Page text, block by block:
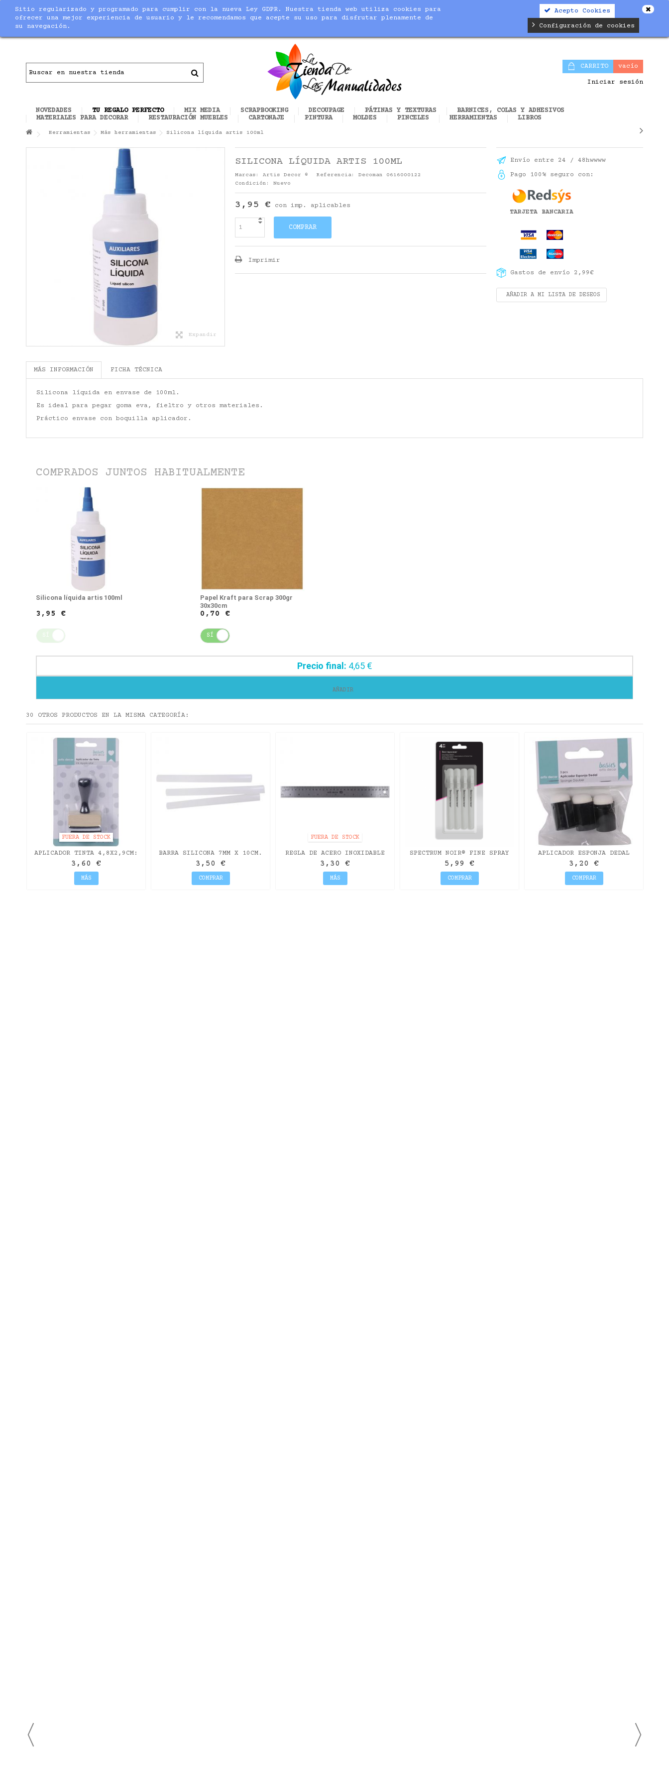
Notice : Undefined index: max_amount in/home/nuevaltm/public_html/modules/sequracheckout/lib/SequracheckoutPreQualifier.php
Sitio regularizado y programado para cumplir con la nueva Ley GDPR. Nuestra tienda web utiliza cookies para
ofrecer una mejor experiencia de usuario y le recomendamos que acepte su uso para disfrutar plenamente de
su navegación.
Acepto Cookies
Configuración de cookies
Contacto
CARRITO vacío
Iniciar sesión
NOVEDADES TU REGALO PERFECTO MIX MEDIA SCRAPBOOKING DECOUPAGE PÁTINAS Y TEXTURAS
BARNICES, COLAS Y ADHESIVOS
MATERIALES PARA DECORAR
RESTAURACIÓN MUEBLES CARTONAJE PINTURA MOLDES PINCELES HERRAMIENTAS LIBROS
Herramientas Más herramientas Silicona líquida artis 100ml
Expandir
SILICONA LÍQUIDA ARTIS 100ML
Marcas: Artis Decor ® Referencia:
Decoman 0616000122
Condición:
Nuevo
3,95 € con imp. aplicables
COMPRAR
Imprimir
Envío entre 24 / 48hwwww
Pago 100% seguro con:
TARJETA BANCARIA
Gastos de envío 2,99€
AÑADIR A MI LISTA DE DESEOS
MÁS INFORMACIÓN FICHA TÉCNICA
Silicona líquida en envase de 100ml.
Es ideal para pegar goma eva, fieltro y otros materiales.
Práctico envase con boquilla aplicador.
COMPRADOS JUNTOS HABITUALMENTE
Silicona líquida artis 100ml
3,95 €
SÍ
Papel Kraft para Scrap 300gr
30x30cm
0,70 €
SÍ
Precio final: 4,65 €
AÑADIR
30 OTROS PRODUCTOS EN LA MISMA CATEGORÍA:
FUERA DE STOCK
APLICADOR TINTA 4,8X2,9CM:
(+2 ESPONJAS + 3
FIELTROS)...
3,60 €
MÁS
BARRA SILICONA 7MM X 10CM.
12UDS.- RECAMBIO
3,50 €
COMPRAR
FUERA DE STOCK
REGLA DE ACERO INOXIDABLE
CON CORCHO ANTIDESLIZANTE
DE...
3,30 €
MÁS
SPECTRUM NOIR® FINE SPRAY
MISTERS 4PC
5,99 €
COMPRAR
APLICADOR ESPONJA DEDAL
PACK DE 3 UNIDADES ARTIS
DECOR
3,20 €
COMPRAR